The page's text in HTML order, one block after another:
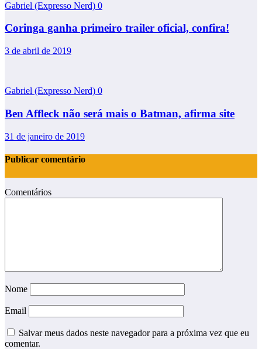
Gabriel (Expresso Nerd) 0
Coringa ganha primeiro trailer oficial, confira!
3 de abril de 2019
Gabriel (Expresso Nerd) 0
Ben Affleck não será mais o Batman, afirma site
31 de janeiro de 2019
Publicar comentário
Comentários
Nome
Email
Salvar meus dados neste navegador para a próxima vez que eu
comentar.